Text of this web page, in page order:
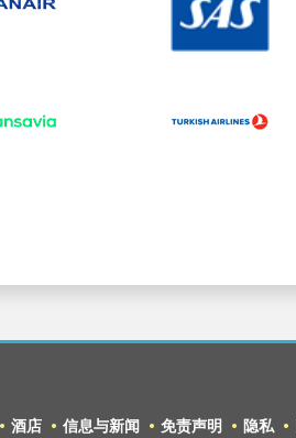
酒店 信息与新闻 免责声明 隐私